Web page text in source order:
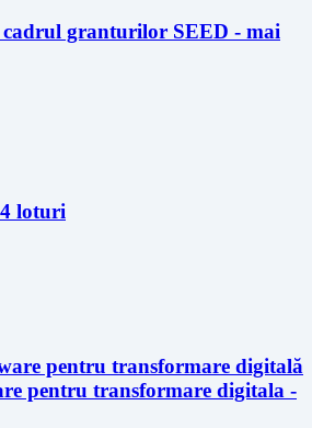
granturilor SEED - mai
loturi
pentru transformare digitală
pentru transformare digitala -